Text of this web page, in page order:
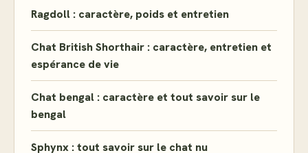
Ragdoll : caractère, poids et entretien
Chat British Shorthair : caractère, entretien et
espérance de vie
Chat bengal : caractère et tout savoir sur le
bengal
Sphynx : tout savoir sur le chat nu